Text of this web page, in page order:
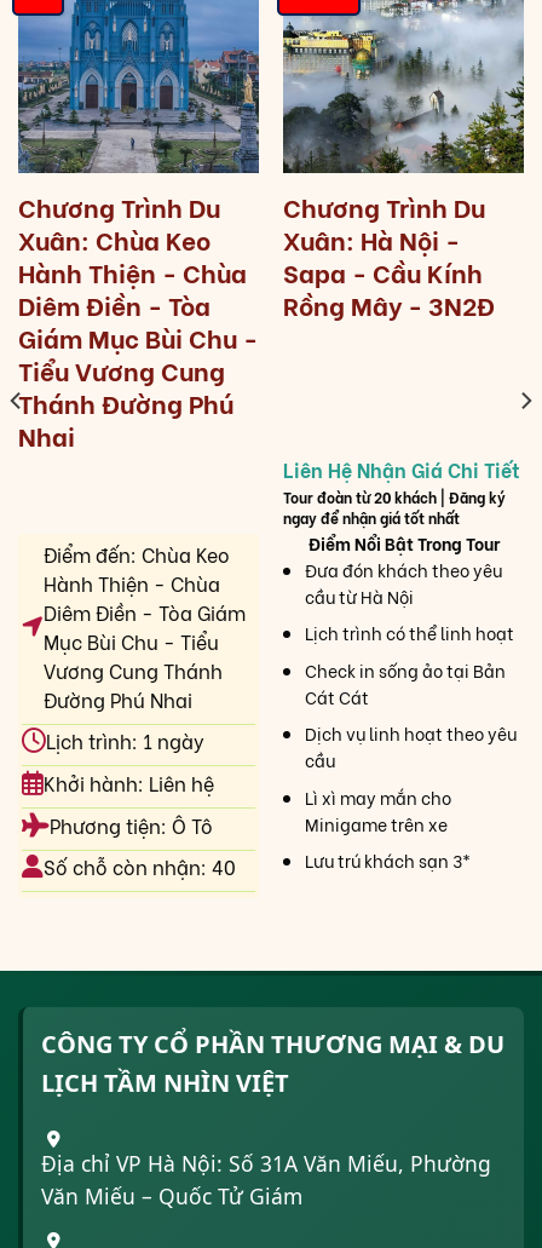
Chương Trình Du
Xuân: Chùa Keo
Hành Thiện - Chùa
Diêm Điền - Tòa
Giám Mục Bùi Chu -
Tiểu Vương Cung
Thánh Đường Phú
Nhai
Điểm đến: Chùa Keo
Hành Thiện - Chùa
Diêm Điền - Tòa Giám
Mục Bùi Chu - Tiểu
Vương Cung Thánh
Đường Phú Nhai
Lịch trình: 1 ngày
Khởi hành: Liên hệ
Phương tiện: Ô Tô
Số chỗ còn nhận: 40
Chương Trình Du
Xuân: Hà Nội -
Sapa - Cầu Kính
Rồng Mây - 3N2Đ
Tour đoàn từ 20 khách | Đăng ký
ngay để nhận giá tốt nhất
Điểm Nổi Bật Trong Tour
Đưa đón khách theo yêu
cầu từ Hà Nội
Lịch trình có thể linh hoạt
Check in sống ảo tại Bản
Cát Cát
Dịch vụ linh hoạt theo yêu
cầu
Lì xì may mắn cho
Minigame trên xe
Lưu trú khách sạn 3*
CÔNG TY CỔ PHẦN THƯƠNG MẠI & DU
LỊCH TẦM NHÌN VIỆT
Địa chỉ VP Hà Nội: Số 31A Văn Miếu, Phường
Văn Miếu – Quốc Tử Giám